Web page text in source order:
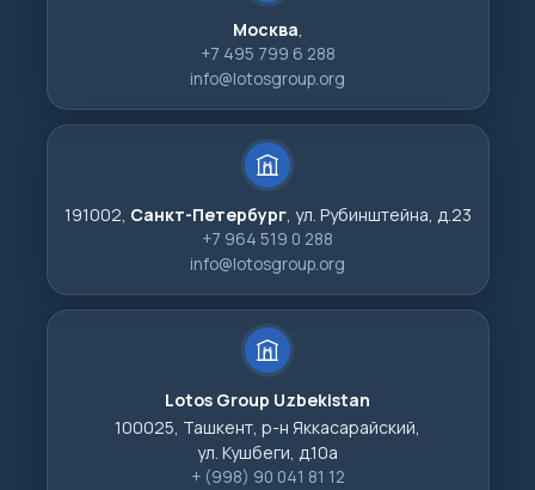
Москва,
+7 495 799 6 288
info@lotosgroup.org
191002, Санкт-Петербург, ул. Рубинштейна, д.23
+7 964 519 0 288
info@lotosgroup.org
Lotos Group Uzbekistan
100025, Ташкент, р-н Яккасарайский,
ул. Кушбеги, д.10а
+ (998) 90 041 81 12